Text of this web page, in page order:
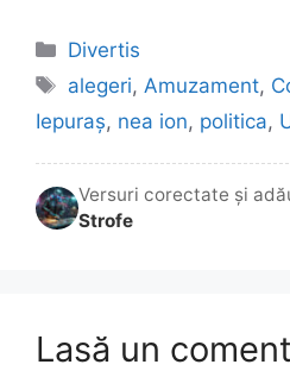
Categorii
Divertis
Etichete
alegeri,Amuzament,
Iepuraș, nea ion, politica,
Versuri corectate și
Strofe
Lasă un